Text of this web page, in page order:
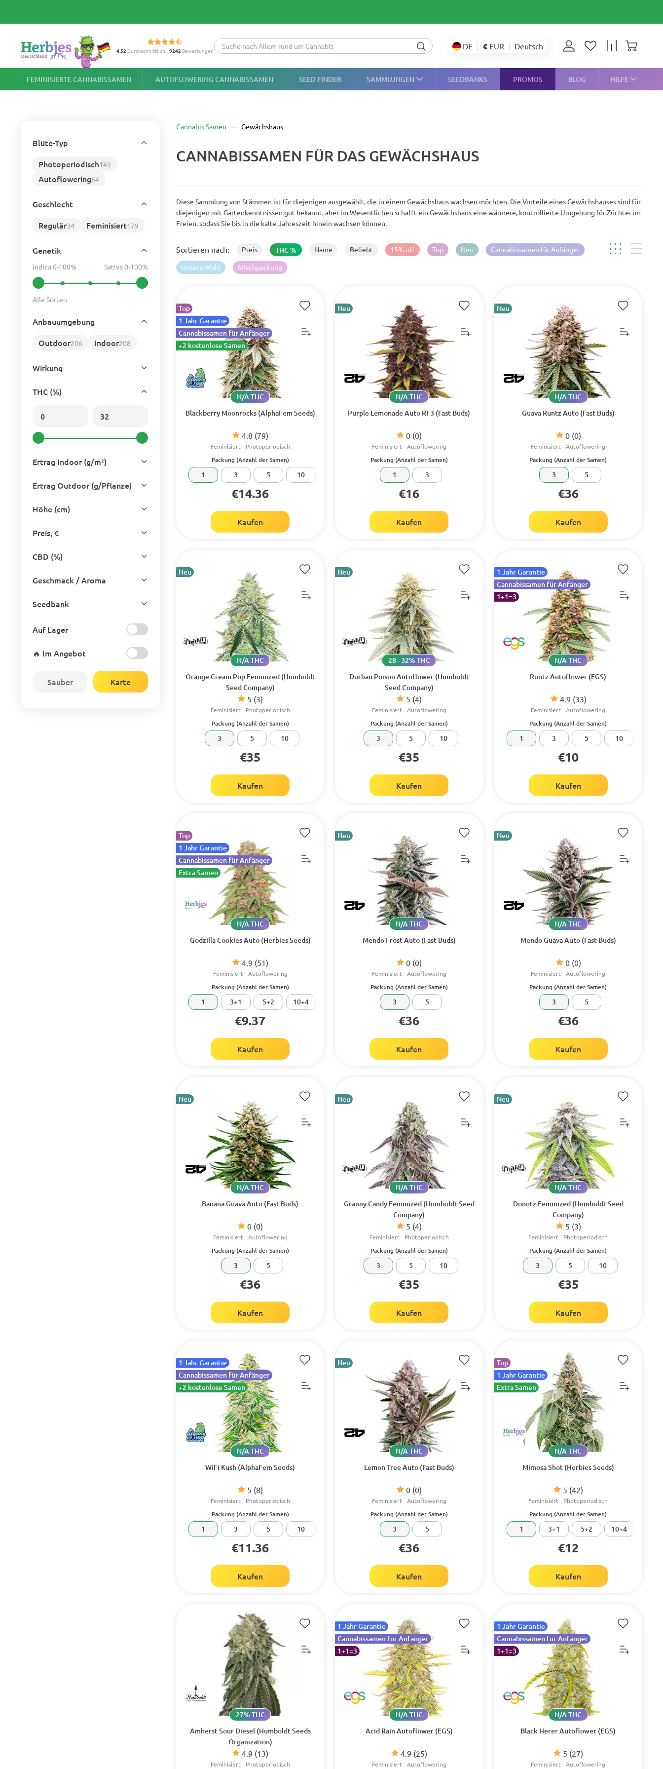
4.52 Durchschnittlich 9242 Bewertungen DE € EUR Deutsch
FEMINISIERTE CANNABISSAMEN AUTOFLOWERING CANNABISSAMEN SEED FINDER SAMMLUNGEN SEEDBANKS PROMOS BLOG HILFE
Blüte-Typ
Photoperiodisch149
Autoflowering64
Geschlecht
Regulär34 Feminisiert179
Genetik
Indica 0-100% Sativa 0-100%
Alle Sorten
Anbauumgebung
Outdoor206 Indoor208
Wirkung
THC (%)
Ertrag Indoor (g/m²)
Ertrag Outdoor (g/Pflanze)
Höhe (cm)
Preis, €
CBD (%)
Geschmack / Aroma
Seedbank
Auf Lager
🔥 Im Angebot
Sauber Karte
Cannabis Samen Gewächshaus
CANNABISSAMEN FÜR DAS GEWÄCHSHAUS
Diese Sammlung von Stämmen ist für diejenigen ausgewählt, die in einem Gewächshaus wachsen möchten. Die Vorteile eines Gewächshauses sind für
diejenigen mit Gartenkenntnissen gut bekannt, aber im Wesentlichen schafft ein Gewächshaus eine wärmere, kontrollierte Umgebung für Züchter im
Freien, sodass Sie bis in die kalte Jahreszeit hinein wachsen können.
Sortieren nach: Preis THC % Name Beliebt 15% off Top Neu
Cannabissamen für Anfänger
Unsere Wahl
Mischpackung
Top
1 Jahr Garantie
Cannabissamen für Anfänger
+2 kostenlose Samen
Blackberry Moonrocks (AlphaFem Seeds)
4.8 (79)
N/A THC
Feminisiert Photoperiodisch
Packung (Anzahl der Samen)
1 3 5 10
€14.36
Kaufen
Neu
Purple Lemonade Auto RF3 (Fast Buds)
0 (0)
N/A THC
Feminisiert Autoflowering
Packung (Anzahl der Samen)
1 3
€16
Kaufen
Neu
Guava Runtz Auto (Fast Buds)
0 (0)
N/A THC
Feminisiert Autoflowering
Packung (Anzahl der Samen)
3 5
€36
Kaufen
Neu
Orange Cream Pop Feminized (Humboldt
Seed Company)
5 (3)
N/A THC
Feminisiert Photoperiodisch
Packung (Anzahl der Samen)
3 5 10
€35
Kaufen
Neu
Durban Poison Autoflower (Humboldt
Seed Company)
5 (4)
28 - 32% THC
Feminisiert Autoflowering
Packung (Anzahl der Samen)
3 5 10
€35
Kaufen
1 Jahr Garantie
Cannabissamen für Anfänger
1+1=3
Runtz Autoflower (EGS)
4.9 (33)
N/A THC
Feminisiert Autoflowering
Packung (Anzahl der Samen)
1 3 5 10
€10
Kaufen
Top
1 Jahr Garantie
Cannabissamen für Anfänger
Extra Samen
Godzilla Cookies Auto (Herbies Seeds)
4.9 (51)
N/A THC
Feminisiert Autoflowering
Packung (Anzahl der Samen)
1 3+1 5+2 10+4
€9.37
Kaufen
Neu
Mendo Frost Auto (Fast Buds)
0 (0)
N/A THC
Feminisiert Autoflowering
Packung (Anzahl der Samen)
3 5
€36
Kaufen
Neu
Mendo Guava Auto (Fast Buds)
0 (0)
N/A THC
Feminisiert Autoflowering
Packung (Anzahl der Samen)
3 5
€36
Kaufen
Neu
Banana Guava Auto (Fast Buds)
0 (0)
N/A THC
Feminisiert Autoflowering
Packung (Anzahl der Samen)
3 5
€36
Kaufen
Neu
Granny Candy Feminized (Humboldt Seed
Company)
5 (4)
N/A THC
Feminisiert Photoperiodisch
Packung (Anzahl der Samen)
3 5 10
€35
Kaufen
Neu
Donutz Feminized (Humboldt Seed
Company)
5 (3)
N/A THC
Feminisiert Photoperiodisch
Packung (Anzahl der Samen)
3 5 10
€35
Kaufen
1 Jahr Garantie
Cannabissamen für Anfänger
+2 kostenlose Samen
WiFi Kush (AlphaFem Seeds)
5 (8)
N/A THC
Feminisiert Photoperiodisch
Packung (Anzahl der Samen)
1 3 5 10
€11.36
Kaufen
Neu
Lemon Tree Auto (Fast Buds)
0 (0)
N/A THC
Feminisiert Autoflowering
Packung (Anzahl der Samen)
3 5
€36
Kaufen
Top
1 Jahr Garantie
Extra Samen
Mimosa Shot (Herbies Seeds)
5 (42)
N/A THC
Feminisiert Photoperiodisch
Packung (Anzahl der Samen)
1 3+1 5+2 10+4
€12
Kaufen
Amherst Sour Diesel (Humboldt Seeds
Organization)
4.9 (13)
27% THC
Feminisiert Photoperiodisch
1 Jahr Garantie
Cannabissamen für Anfänger
1+1=3
Acid Rain Autoflower (EGS)
4.9 (25)
N/A THC
Feminisiert Autoflowering
1 Jahr Garantie
Cannabissamen für Anfänger
1+1=3
Black Herer Autoflower (EGS)
5 (27)
N/A THC
Feminisiert Autoflowering